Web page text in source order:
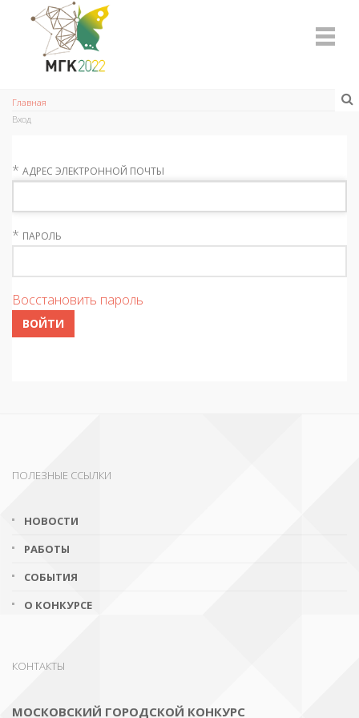
Главная
Вход
* АДРЕС ЭЛЕКТРОННОЙ ПОЧТЫ
* ПАРОЛЬ
Восстановить пароль
ВОЙТИ
ПОЛЕЗНЫЕ ССЫЛКИ
НОВОСТИ
РАБОТЫ
СОБЫТИЯ
О КОНКУРСЕ
КОНТАКТЫ
МОСКОВСКИЙ ГОРОДСКОЙ КОНКУРС